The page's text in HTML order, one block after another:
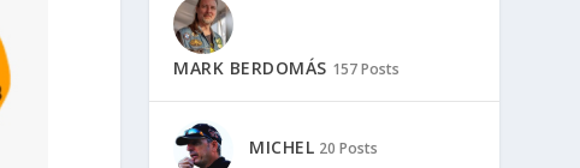
MARK BERDOMÁS 157 Posts
MICHEL 20 Posts